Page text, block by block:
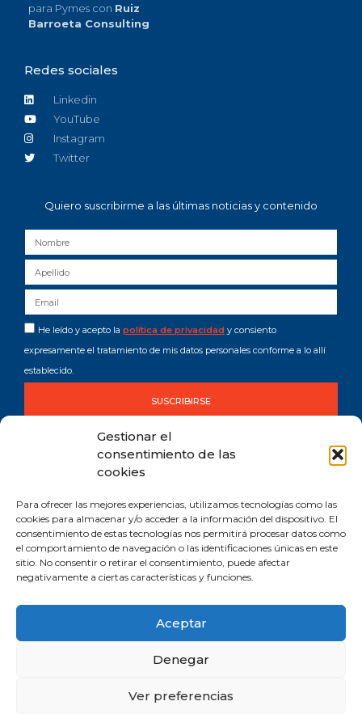
Gestionar el
consentimiento de las
cookies
Para ofrecer las mejores experiencias, utilizamos tecnologías como las
cookies para almacenar y/o acceder a la información del dispositivo. El
consentimiento de estas tecnologías nos permitirá procesar datos como
el comportamiento de navegación o las identificaciones únicas en este
sitio. No consentir o retirar el consentimiento, puede afectar
negativamente a ciertas características y funciones.
Aceptar
Denegar
Ver preferencias
para Pymes con Ruiz
Barroeta Consulting
Redes sociales
Linkedin
YouTube
Instagram
Twitter
Quiero suscribirme a las últimas noticias y contenido
He leído y acepto la política de privacidad y consiento
expresamente el tratamiento de mis datos personales conforme a lo allí
establecido.
SUSCRIBIRSE
Comprometida con los Objetivos de Desarrollo Sostenible (ODS). Reduzco la
huella de CO2 emitida por mis canales digitales.
Política de cookies
Manifiesto personal y profesional de la Inteligencia Artificial